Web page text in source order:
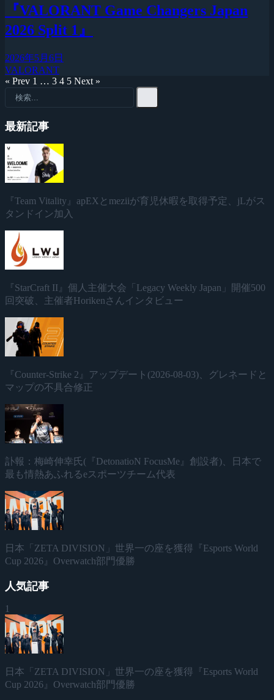
『VALORANT Game Changers Japan
2026 Split 1』
2026年5月6日
VALORANT
« Prev 1 … 3 4 5 Next »
最新記事
『Team Vitality』apEXとmeziiが育児休暇を取得予定、jLがス
タンドイン加入
『StarCraft II』個人主催大会「Legacy Weekly Japan」開催500
回突破、主催者Horikenさんインタビュー
『Counter-Strike 2』アップデート(2026-08-03)、グレネードと
マップの不具合修正
訃報：梅崎伸幸氏(『DetonatioN FocusMe』創設者)、日本で
最も情熱あふれるeスポーツチーム代表
日本「ZETA DIVISION」世界一の座を獲得『Esports World
Cup 2026』Overwatch部門優勝
人気記事
1
日本「ZETA DIVISION」世界一の座を獲得『Esports World
Cup 2026』Overwatch部門優勝